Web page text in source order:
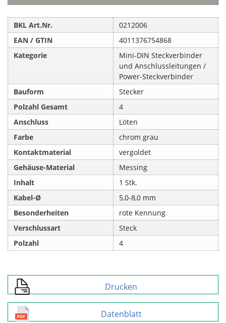
BKL Art.Nr.
0212006
EAN / GTIN
4011376754868
Kategorie
Mini-DIN Steckverbinder
und Anschlussleitungen /
Power-Steckverbinder
Bauform
Stecker
Polzahl Gesamt
4
Anschluss
Löten
Farbe
chrom grau
Kontaktmaterial
vergoldet
Gehäuse-Material
Messing
Inhalt
1 Stk.
Kabel-Ø
5,0-8,0 mm
Besonderheiten
rote Kennung
Verschlussart
Steck
Polzahl
4
Drucken
Datenblatt